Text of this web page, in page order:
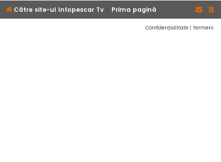
Către site-ul Infopescar Tv Prima pagină
Confidențialitate | Termeni